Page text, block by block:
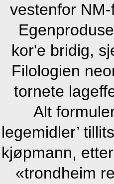
vestenfor
kor'e bridig,
Filologien
tornete
Alt
legemidler’
kjøpmann,
«trondheim